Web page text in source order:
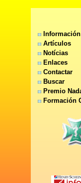
Información
Artículos
Notícias
Enlaces
Contactar
Buscar
Premio
Formación